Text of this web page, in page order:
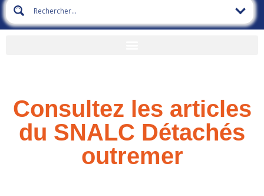
Consultez les articles
du SNALC Détachés
outremer